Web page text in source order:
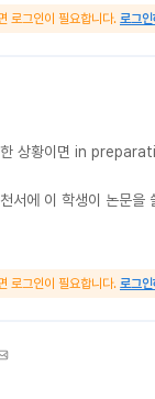
로그인이 필요합니다. 로그
상황이면 in
서에 이 학생이 논문
로그인이 필요합니다. 로그